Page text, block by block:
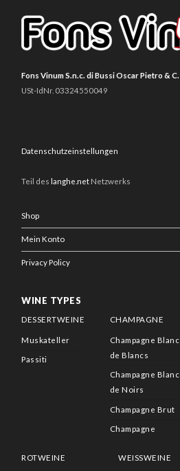
Fons Vinum S.n.c. di Bussi Oscar Pietro & C.
USt-IdNr. 03324550049
Datenschutzeinstellungen
Teil des langhe.net Netzwerks
Shop
Mein Konto
Privacy Policy
WINE TYPES
DESSERTWEINE
Muskateller
Passiti
CHAMPAGNE
Champagne Blanc
de Blancs
Champagne Blanc
de Noirs
Champagne Brut
Champagne
ROTWEINE WEISSWEINE